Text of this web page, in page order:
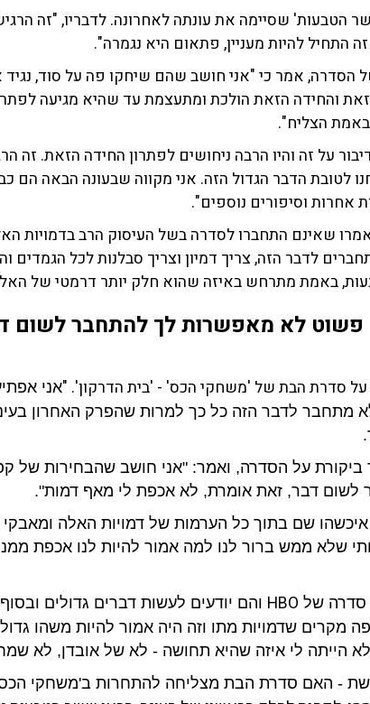
הטבעות' שסיימה את עונתה לאחרונה. לדבריו, "זה
התחיל להיות מעניין, פתאום היא נגמרה".
הסדרה, אמר כי "אני חושב שהם שיחקו פה על סוד,
והחידה הזאת הולכת ומתעצמת עד שהיא מגיעה
הצליח".
על זה והיו הרבה ניחושים לפתרון החידה הזאת. זה
לטובת הדבר הגדול הזה. אני מקווה שבעונה הבאה הם
אחרות וסיפורים נוספים".
שאינם התחברו לסדרה בשל העיסוק הרב בדמויות
לדבר הזה, צריך דמיון וצריך סבלנות לכל הגמדים
באמת מתרחש באיזה שהוא חלק יותר דרמטי של
פשוט לא מאפשרות לך להתחבר לשום
סדרת הבת של 'משחקי הכס' - 'בית הדרקון'. "אני
מתחבר לדבר הזה כל כך למרות שהפרק האחרון
על הסדרה, ואמר: "אני חושב שהבחירות של
דבר, זאת אומרת, לא אכפת לי מאף דמות".
איכשהו שם בתוך כל הערמות של דמויות האלה ומאבקי
שלא ממש ברור לנו למה אמור להיות לנו אכפת
סדרה של HBO והם יודעים לעשות דברים גדולים
פה מקרים שדמויות מתו וזה היה אמור להיות משהו
לא הייתה לי איזה שהיא תחושה - לא של אובדן, לא
- האם סדרת הבת מצליחה להתחרות ב'משחקי